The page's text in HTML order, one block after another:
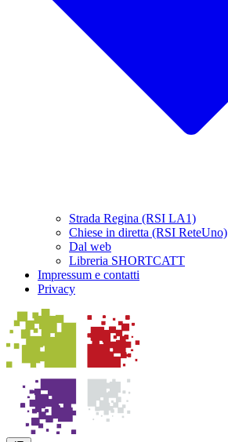
Strada Regina (RSI LA1)
Chiese in diretta (RSI ReteUno)
Dal web
Libreria SHORTCATT
Impressum e contatti
Privacy